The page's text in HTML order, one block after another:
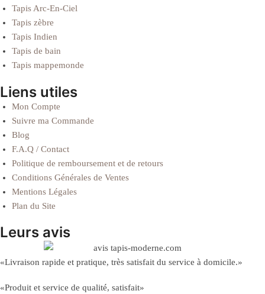
Tapis Arc-En-Ciel
Tapis zèbre
Tapis Indien
Tapis de bain
Tapis mappemonde
Liens utiles
Mon Compte
Suivre ma Commande
Blog
F.A.Q / Contact
Politique de remboursement et de retours
Conditions Générales de Ventes
Mentions Légales
Plan du Site
Leurs avis
«Livraison rapide et pratique, très satisfait du service à domicile.»
«Produit et service de qualité, satisfait»